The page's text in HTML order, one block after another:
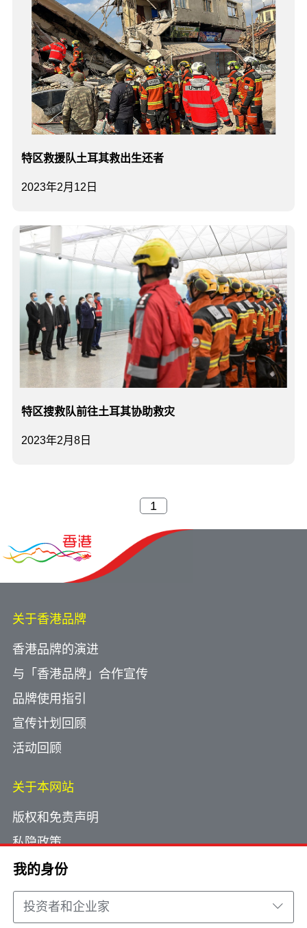
我的身份
投资者和企业家
2023年2月12日
特区救援队土耳其救出生还者
2023年2月8日
特区搜救队前往土耳其协助救灾
关于香港品牌
香港品牌的演进
与「香港品牌」合作宣传
品牌使用指引
宣传计划回顾
活动回顾
关于本网站
版权和免责声明
私隐政策
使用小型文字档案
网页指南
联络我们